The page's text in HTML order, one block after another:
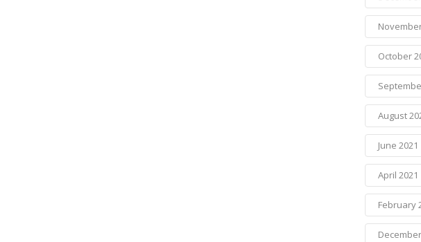
October
August
June 2021
April 2021
February